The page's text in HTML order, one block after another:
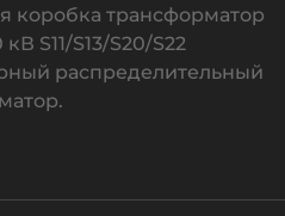
коробка трансформатор
S11/S13/S20/S22
распределительный